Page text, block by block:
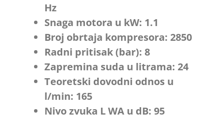
Hz
Snaga motora u kW: 1.1
Broj obrtaja kompresora: 2850
Radni pritisak (bar): 8
Zapremina suda u litrama: 24
Teoretski dovodni odnos u
l/min: 165
Nivo zvuka L WA u dB: 95